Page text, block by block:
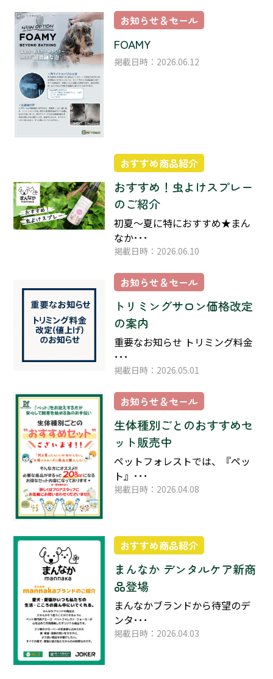
お知らせ＆セール
FOAMY
掲載日時：2026.06.12
おすすめ商品紹介
おすすめ！虫よけスプレー
のご紹介
初夏～夏に特におすすめ★まん
なか･･･
掲載日時：2026.06.10
お知らせ＆セール
トリミングサロン価格改定
の案内
重要なお知らせ トリミング料金
･･･
掲載日時：2026.05.01
お知らせ＆セール
生体種別ごとのおすすめセ
ット販売中
ペットフォレストでは、『ペッ
ト』･･･
掲載日時：2026.04.08
おすすめ商品紹介
まんなか デンタルケア新商
品登場
まんなかブランドから待望のデ
ンタ･･･
掲載日時：2026.04.03